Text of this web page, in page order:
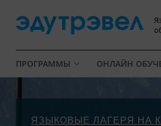
ПРОГРАММЫ ОНЛАЙН
ЯЗЫКОВЫЕ ЛАГЕРЯ НА